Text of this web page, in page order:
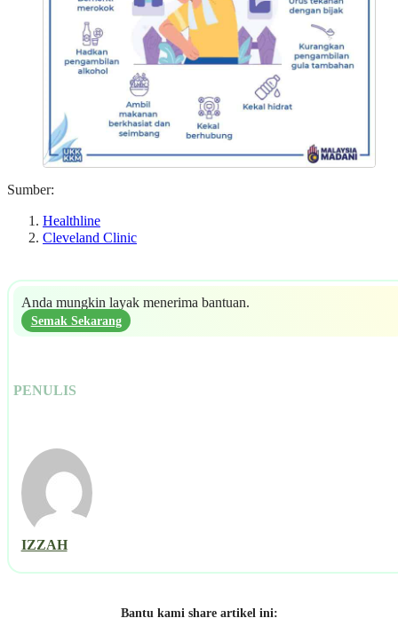
Sumber:
Healthline
Cleveland Clinic
Anda mungkin layak menerima bantuan.
Semak Sekarang
PENULIS
IZZAH
Bantu kami share artikel ini: